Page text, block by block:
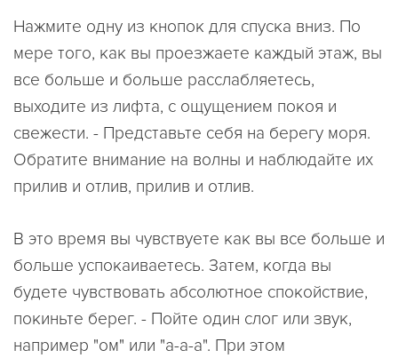
Нажмите одну из кнопок для спуска вниз. По
мере того, как вы проезжаете каждый этаж, вы
все больше и больше расслабляетесь,
выходите из лифта, с ощущением покоя и
свежести. - Представьте себя на берегу моря.
Обратите внимание на волны и наблюдайте их
прилив и отлив, прилив и отлив.
В это время вы чувствуете как вы все больше и
больше успокаиваетесь. Затем, когда вы
будете чувствовать абсолютное спокойствие,
покиньте берег. - Пойте один слог или звук,
например "ом" или "а-а-а". При этом